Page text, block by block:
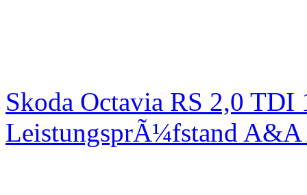
Skoda Octavia RS 2,0
LeistungsprÃ¼fstand